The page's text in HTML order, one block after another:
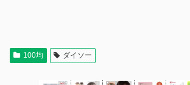
100均 ダイソー